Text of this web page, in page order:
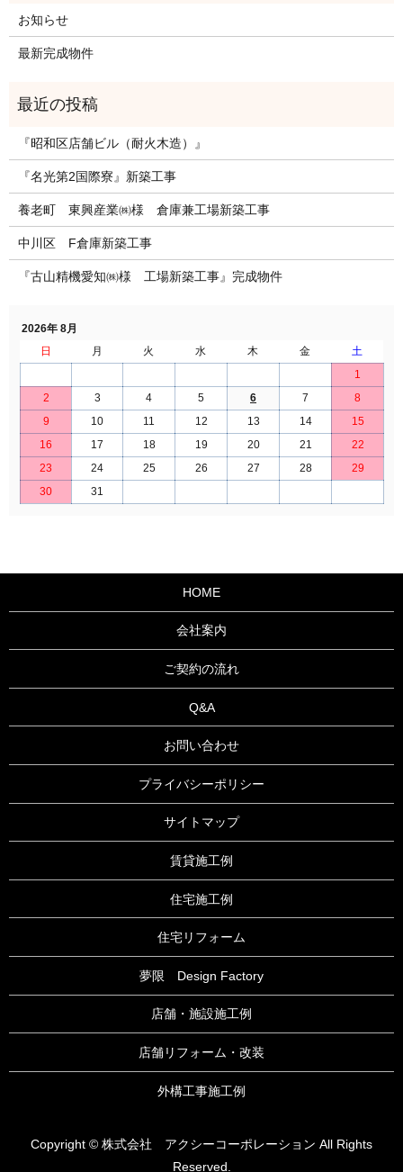
お知らせ
最新完成物件
『昭和区店舗ビル（耐火木造）』
『名光第2国際寮』新築工事
養老町 東興産業㈱様 倉庫兼工場新築工事
中川区 F倉庫新築工事
『古山精機愛知㈱様 工場新築工事』完成物件
2026年 8月
日
月 火 水 木 金
土
1
2
3 4 5 6 7
8
9
10 11 12 13 14
15
16
17 18 19 20 21
22
23
24 25 26 27 28
29
30
31
HOME
会社案内
ご契約の流れ
Q&A
お問い合わせ
プライバシーポリシー
サイトマップ
賃貸施工例
住宅施工例
住宅リフォーム
夢限 Design Factory
店舗・施設施工例
店舗リフォーム・改装
外構工事施工例
Copyright © 株式会社 アクシーコーポレーション All Rights
Reserved.